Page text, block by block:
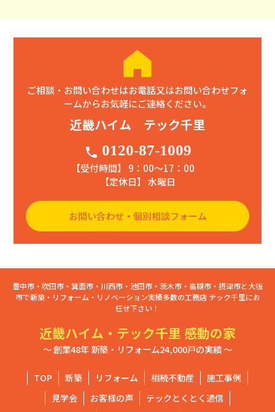
ご相談・お問い合わせはお電話又はお問い合わせフォ
ームからお気軽にご連絡ください。
近畿ハイム テック千里
phone 0120-87-1009
【受付時間】 9：00〜17：00
【定休日】 水曜日
お問い合わせ・個別相談フォーム
豊中市・吹田市・箕面市・川西市・池田市・茨木市・高槻市・摂津市と大阪
市で新築・リフォーム・リノベーション実績多数の工務店 テック千里にお
任せ下さい！
近畿ハイム・テック千里 感動の家
～ 創業48年 新築・リフォーム24,000戸の実績 ～
TOP 新築 リフォーム 相続不動産
施工事例
見学会
お客様の声 テックとくとく通信